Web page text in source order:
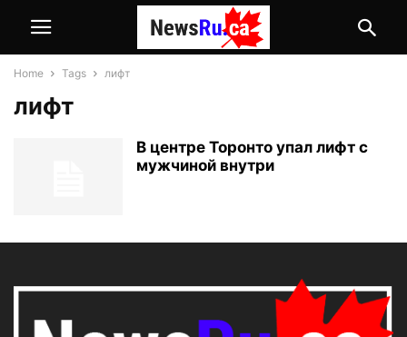
Home Tags лифт
лифт
В центре Торонто упал лифт с
мужчиной внутри